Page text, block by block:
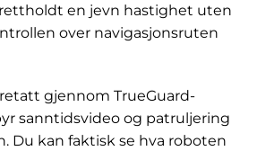
en jevn hastighet uten
over navigasjonsruten
gjennom TrueGuard-
sanntidsvideo og patruljering
Du kan faktisk se hva roboten